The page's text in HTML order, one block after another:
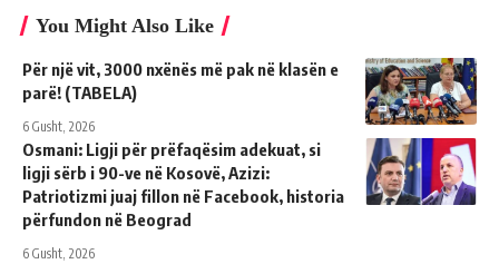
You Might Also Like
Për një vit, 3000 nxënës më pak në klasën e
parë! (TABELA)
6 Gusht, 2026
Osmani: Ligji për prëfaqësim adekuat, si
ligji sërb i 90-ve në Kosovë, Azizi:
Patriotizmi juaj fillon në Facebook, historia
përfundon në Beograd
6 Gusht, 2026